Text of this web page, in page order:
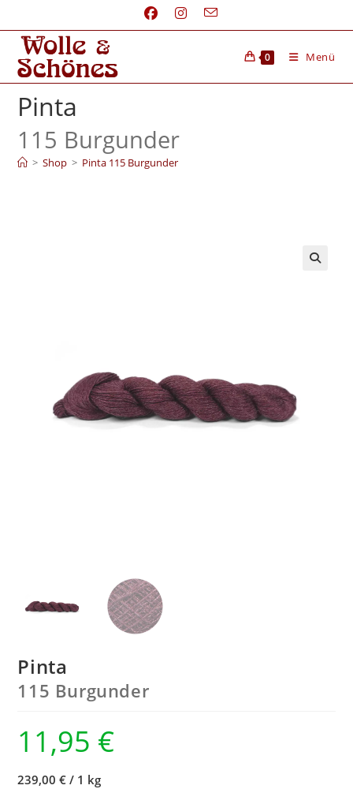
0 Menü
Pinta
115 Burgunder
> Shop > Pinta 115 Burgunder
Pinta
115 Burgunder
11,95 €
239,00 € / 1 kg